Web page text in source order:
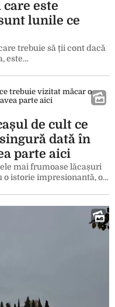
este
lunile ce
trebuie să ții cont dacă
este…
de cult ce
dată în
parte aici
mai frumoase lăcașuri
o istorie impresionantă, o…